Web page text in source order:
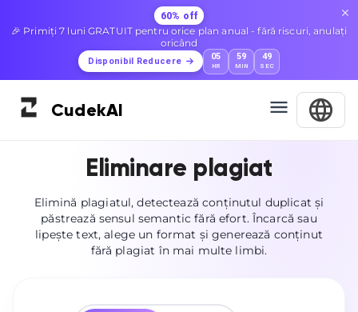
60% off
🎉 Primiți 7 luni GRATUIT pentru orice plan anual - fără riscuri, anulați
oricând
Disponibil Reducere 05
HR
59
MIN
47
SEC
CudekAI
Eliminare plagiat
Elimină plagiatul, detectează conținutul duplicat și
păstrează sensul semantic fără efort. Încarcă sau
lipește text, alege un format și generează conținut
fără plagiat în mai multe limbi.